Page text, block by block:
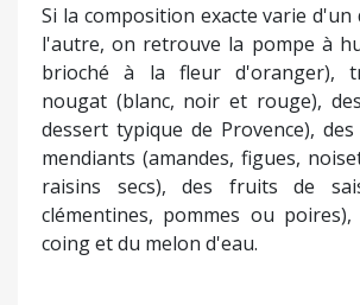
Si la composition exacte varie
l'autre, on retrouve la pompe à
brioché à la fleur d'oranger),
nougat (blanc, noir et rouge),
dessert typique de Provence),
mendiants (amandes, figues,
raisins secs), des fruits de
clémentines, pommes ou
coing et du melon d'eau.